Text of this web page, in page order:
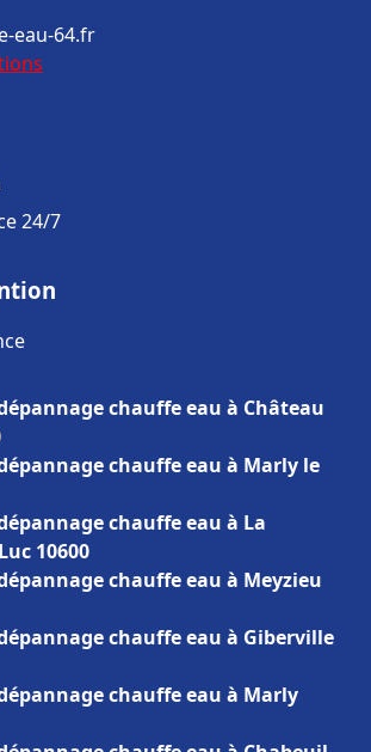
eau-64.fr
24/7
chauffe eau à Château
chauffe eau à Marly le
chauffe eau à La
10600
chauffe eau à Meyzieu
chauffe eau à Giberville
chauffe eau à Marly